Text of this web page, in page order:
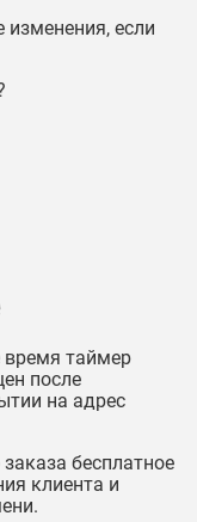
изменения, если
время таймер
после
на адрес
бесплатное
клиента и